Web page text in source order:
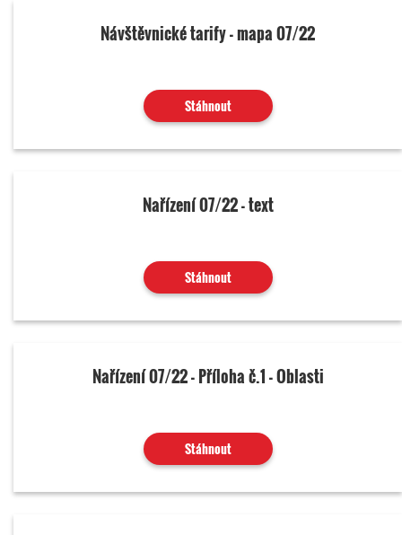
Návštěvnické tarify - mapa 07/22
Stáhnout
Nařízení 07/22 - text
Stáhnout
Nařízení 07/22 - Příloha č.1 - Oblasti
Stáhnout